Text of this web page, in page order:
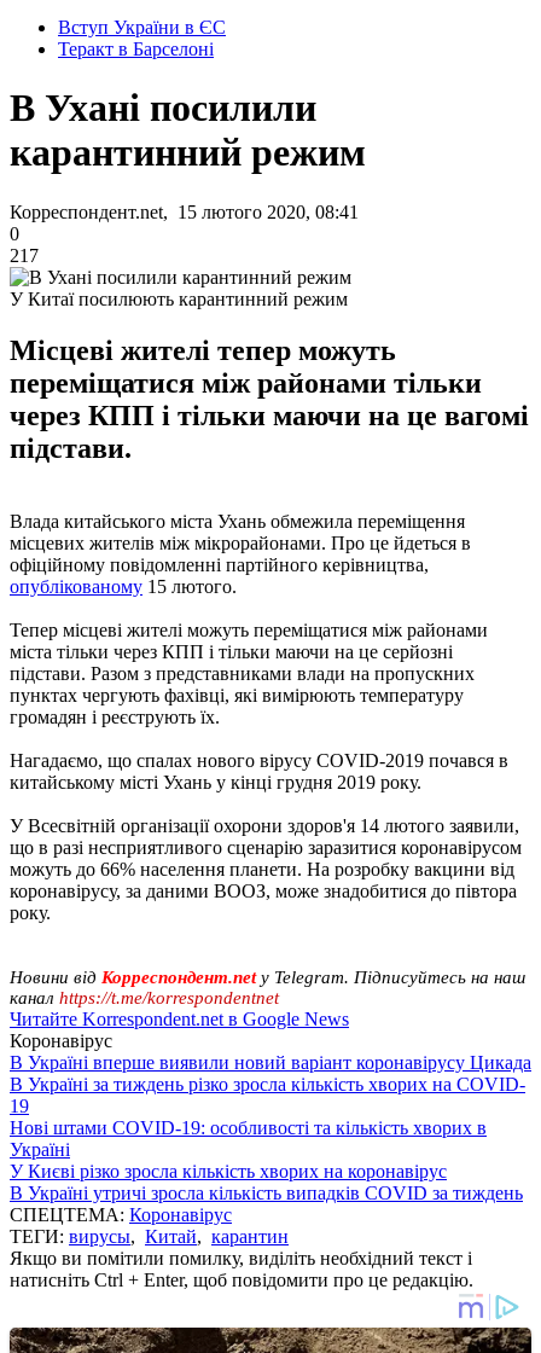
Вступ України в ЄС
Теракт в Барселоні
В Ухані посилили
карантинний режим
Корреспондент.net, 15 лютого 2020, 08:41
0
217
У Китаї посилюють карантинний режим
Місцеві жителі тепер можуть
переміщатися між районами тільки
через КПП і тільки маючи на це вагомі
підстави.
Влада китайського міста Ухань обмежила переміщення
місцевих жителів між мікрорайонами. Про це йдеться в
офіційному повідомленні партійного керівництва,
опублікованому 15 лютого.
Тепер місцеві жителі можуть переміщатися між районами
міста тільки через КПП і тільки маючи на це серйозні
підстави. Разом з представниками влади на пропускних
пунктах чергують фахівці, які вимірюють температуру
громадян і реєструють їх.
Нагадаємо, що спалах нового вірусу COVID-2019 почався в
китайському місті Ухань у кінці грудня 2019 року.
У Всесвітній організації охорони здоров'я 14 лютого заявили,
що в разі несприятливого сценарію заразитися коронавірусом
можуть до 66% населення планети. На розробку вакцини від
коронавірусу, за даними ВООЗ, може знадобитися до півтора
року.
Новини від Корреспондент.net у Telegram. Підписуйтесь на наш
канал https://t.me/korrespondentnet
Читайте Korrespondent.net в Google News
Коронавірус
В Україні вперше виявили новий варіант коронавірусу Цикада
В Україні за тиждень різко зросла кількість хворих на COVID-
19
Нові штами COVID-19: особливості та кількість хворих в
Україні
У Києві різко зросла кількість хворих на коронавірус
В Україні утричі зросла кількість випадків COVID за тиждень
СПЕЦТЕМА: Коронавірус
ТЕГИ: вирусы, Китай, карантин
Якщо ви помітили помилку, виділіть необхідний текст і
натисніть Ctrl + Enter, щоб повідомити про це редакцію.